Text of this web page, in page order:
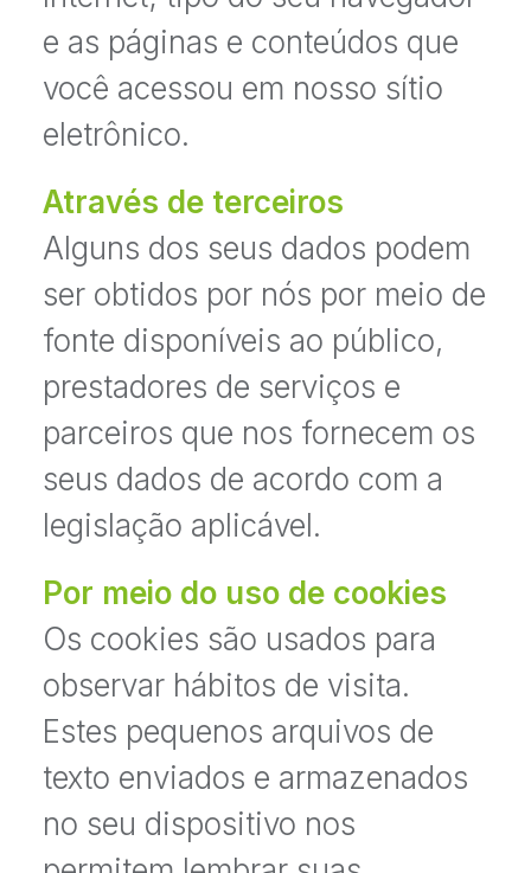
e as páginas e conteúdos que
você acessou em nosso sítio
eletrônico.
Através de terceiros
Alguns dos seus dados podem
ser obtidos por nós por meio de
fonte disponíveis ao público,
prestadores de serviços e
parceiros que nos fornecem os
seus dados de acordo com a
legislação aplicável.
Por meio do uso de cookies
Os cookies são usados para
observar hábitos de visita.
Estes pequenos arquivos de
texto enviados e armazenados
no seu dispositivo nos